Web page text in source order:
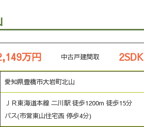
万円 中古戸建間取 2SDK
愛知県豊橋市大岩町北山
ＪＲ東海道本線 二川駅 徒歩1200m 徒歩15分
バス(市営東山住宅西 停歩4分)